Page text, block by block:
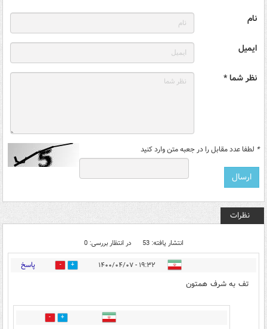
نام
ایمیل
نظر شما *
* لطفا عدد مقابل را در جعبه متن وارد کنید
نظرات
انتشار یافته: 53 در انتظار بررسی: 0
۱۹:۳۲ - ۱۴۰۰/۰۴/۰۷ 113 پاسخ
تف به شرف همتون
69